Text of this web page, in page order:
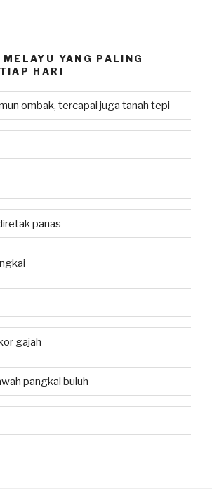
YANG PALING
HARI
ombak, tercapai juga tanah tepi
panas
gajah
pangkal buluh